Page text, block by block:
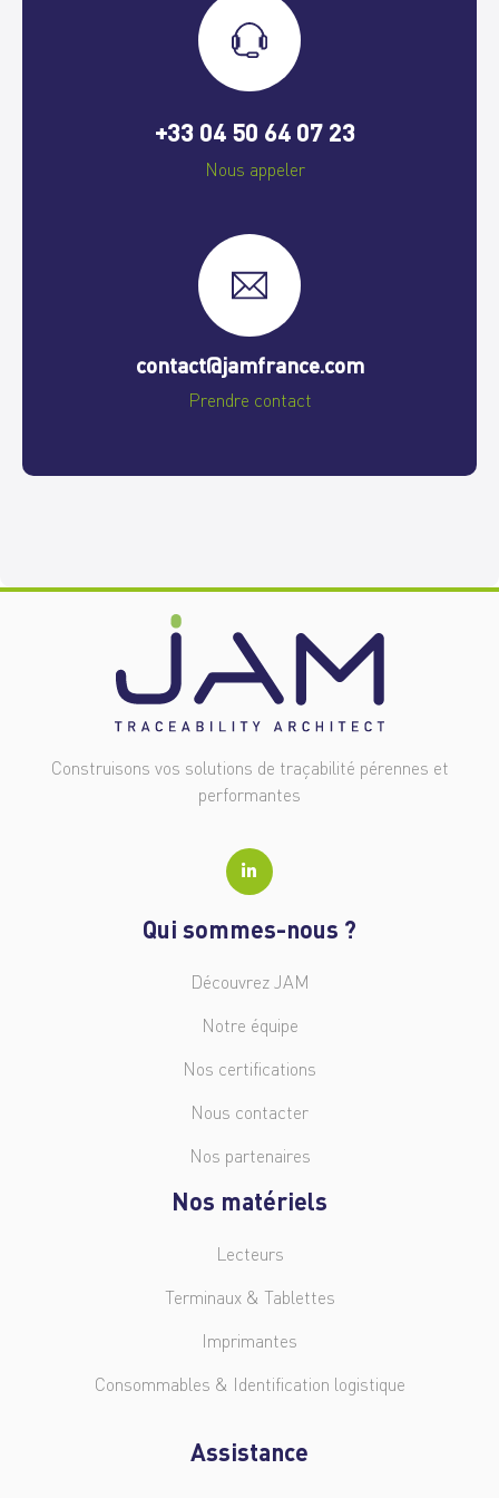
+33 04 50 64 07 23
Nous appeler
contact@jamfrance.com
Prendre contact
Construisons vos solutions de traçabilité pérennes et
performantes
Qui sommes-nous ?
Découvrez JAM
Notre équipe
Nos certifications
Nous contacter
Nos partenaires
Nos matériels
Lecteurs
Terminaux & Tablettes
Imprimantes
Consommables & Identification logistique
Assistance